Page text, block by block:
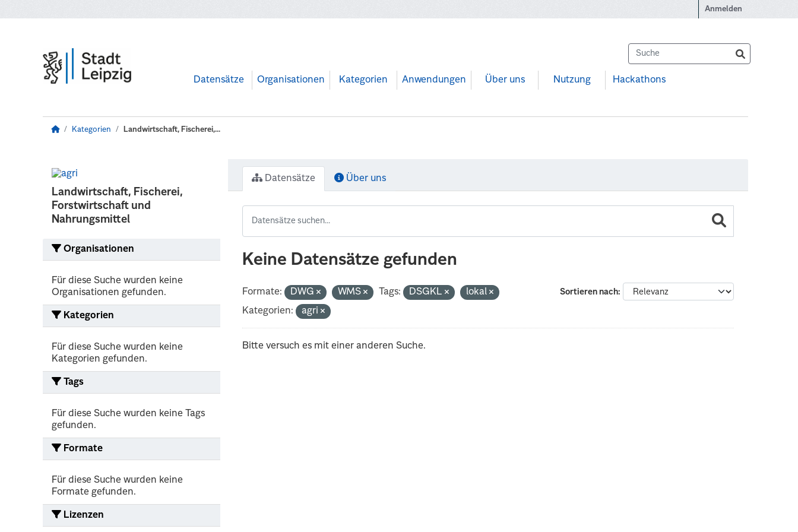
Anmelden
Datensätze Organisationen Kategorien Anwendungen Über uns Nutzung Hackathons
Kategorien Landwirtschaft, Fischerei,...
Landwirtschaft, Fischerei,
Forstwirtschaft und
Nahrungsmittel
Organisationen
Für diese Suche wurden keine
Organisationen gefunden.
Kategorien
Für diese Suche wurden keine
Kategorien gefunden.
Tags
Für diese Suche wurden keine Tags
gefunden.
Formate
Für diese Suche wurden keine
Formate gefunden.
Lizenzen
Datensätze Über uns
Keine Datensätze gefunden
Sortieren nach
Formate: DWG WMS Tags: DSGKL
lokal
Kategorien:
agri
Bitte versuch es mit einer anderen Suche.